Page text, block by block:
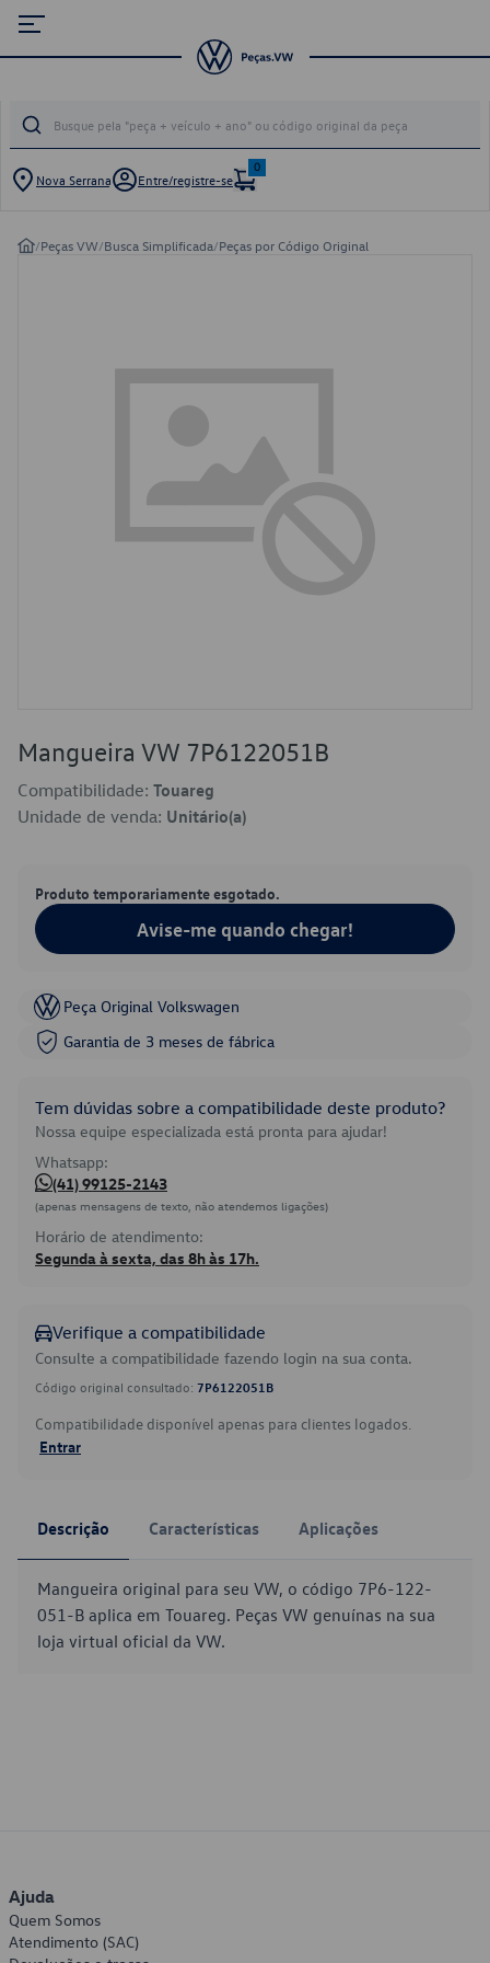
Nova Serrana Entre/registre-se
0
/Peças VW/Busca Simplificada/Peças por Código Original
Mangueira VW 7P6122051B
Compatibilidade: Touareg
Unidade de venda: Unitário(a)
Produto temporariamente esgotado.
Avise-me quando chegar!
Peça Original Volkswagen
Garantia de 3 meses de fábrica
Tem dúvidas sobre a compatibilidade deste produto?
Nossa equipe especializada está pronta para ajudar!
Whatsapp:
(41) 99125-2143
(apenas mensagens de texto, não atendemos ligações)
Horário de atendimento:
Segunda à sexta, das 8h às 17h.
Verifique a compatibilidade
Consulte a compatibilidade fazendo login na sua conta.
Código original consultado: 7P6122051B
Compatibilidade disponível apenas para clientes logados.
Entrar
Descrição Características Aplicações
Mangueira original para seu VW, o código 7P6-122-
051-B aplica em Touareg. Peças VW genuínas na sua
loja virtual oficial da VW.
Ajuda
Quem Somos
Atendimento (SAC)